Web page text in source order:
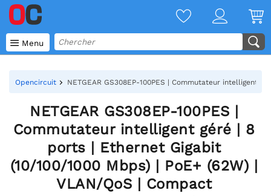
 Menu
Opencircuit NETGEAR GS308EP-100PES | Commutateur intelligent
NETGEAR GS308EP-100PES |
Commutateur intelligent géré | 8
ports | Ethernet Gigabit
(10/100/1000 Mbps) | PoE+ (62W) |
VLAN/QoS | Compact